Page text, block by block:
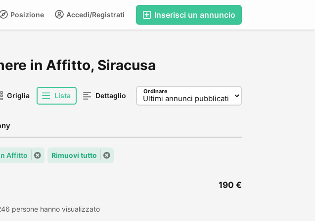
Inserisci un annuncio
Accedi/Registrati
Posizione
in Affitto, Siracusa
Griglia Lista Dettaglio Ordinare
Affitto Rimuovi tutto
persone hanno visualizzato
190 €